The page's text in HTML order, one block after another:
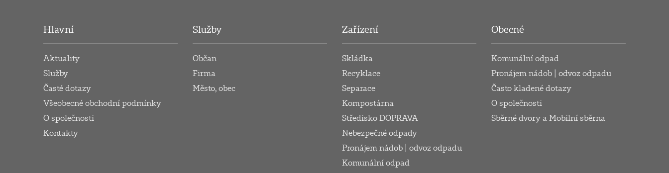
Hlavní
Aktuality
Služby
Časté dotazy
Všeobecné obchodní podmínky
O společnosti
Kontakty
Služby
Občan
Firma
Město, obec
Zařízení
Skládka
Recyklace
Separace
Kompostárna
Středisko DOPRAVA
Nebezpečné odpady
Pronájem nádob | odvoz odpadu
Komunální odpad
Obecné
Komunální odpad
Pronájem nádob | odvoz odpadu
Často kladené dotazy
O společnosti
Sběrné dvory a Mobilní sběrna